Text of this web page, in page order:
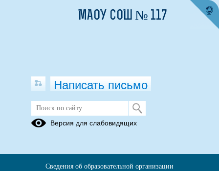
Режим занятий
Расписание занятий на 2025-2026 учебный год
МАОУ СОШ № 117
Написать письмо
Версия для слабовидящих
Сведения об образовательной организации